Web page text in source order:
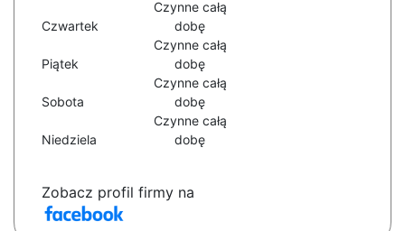
Czwartek
Czynne całą
dobę
Piątek
Czynne całą
dobę
Sobota
Czynne całą
dobę
Niedziela
Czynne całą
dobę
Zobacz profil firmy na